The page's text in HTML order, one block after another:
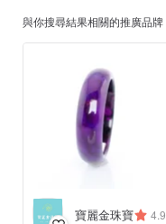
與你搜尋結果相關的推廣品牌
寶麗金珠寶 4.9